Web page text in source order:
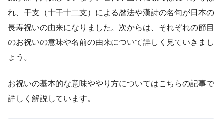
れ、干支（十干十二支）による暦法や漢詩の名句が日本の
長寿祝いの由来になりました​。次からは、それぞれの節目
のお祝いの意味や名前の由来について詳しく見ていきまし
ょう。
お祝いの基本的な意味ややり方についてはこちらの記事で
詳しく解説しています。